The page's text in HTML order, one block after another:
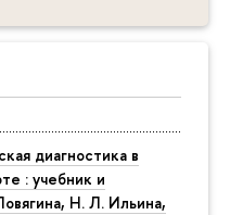
диагностика в
: учебник и
Н. Л. Ильина,